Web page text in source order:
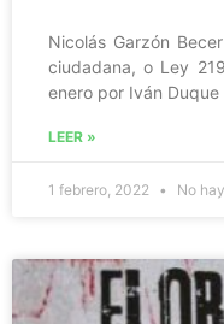
Nicolás Garzón
ciudadana, o Ley
enero por Iván Duque
LEER »
1 febrero, 2022 No